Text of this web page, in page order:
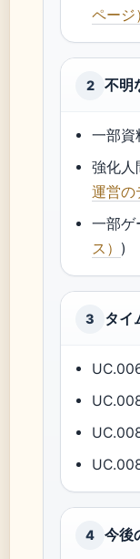
ページ
2 不明
一部資
強化人
運営の
一部ゲ
ス） )
3 タイ
4 今後